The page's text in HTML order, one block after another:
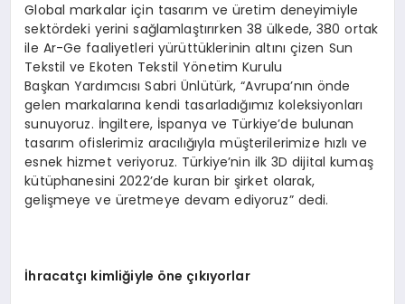
Global markalar için tasarım ve üretim deneyimiyle
sektördeki yerini sağlamlaştırırken 38 ülkede, 380 ortak
ile Ar-Ge faaliyetleri yürüttüklerinin altını çizen Sun
Tekstil ve Ekoten Tekstil Yönetim Kurulu
Başkan Yardımcısı Sabri Ünlütürk, “Avrupa’nın önde
gelen markalarına kendi tasarladığımız koleksiyonları
sunuyoruz. İngiltere, İspanya ve Türkiye’de bulunan
tasarım ofislerimiz aracılığıyla müşterilerimize hızlı ve
esnek hizmet veriyoruz. Türkiye’nin ilk 3D dijital kumaş
kütüphanesini 2022’de kuran bir şirket olarak,
gelişmeye ve üretmeye devam ediyoruz” dedi.
İhracatçı kimliğiyle öne çıkıyorlar